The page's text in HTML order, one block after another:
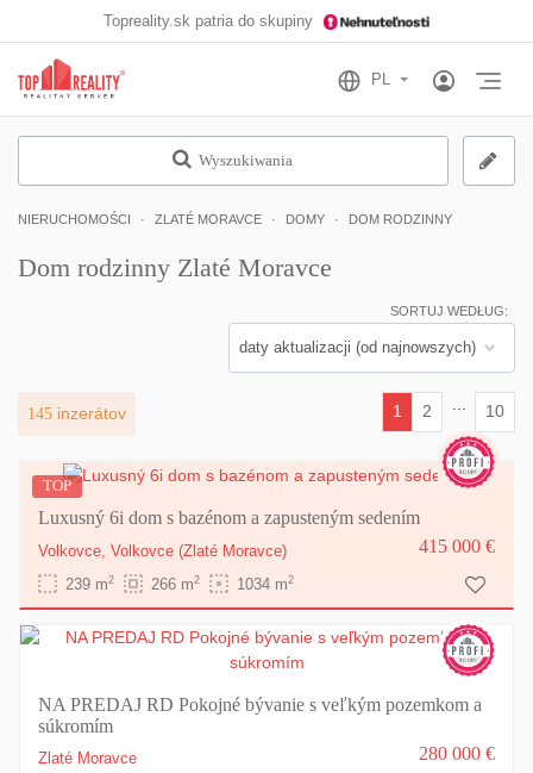
Topreality.sk patria do skupiny
Wyszukiwania
NIERUCHOMOŚCI ZLATÉ MORAVCE DOMY DOM RODZINNY
Dom rodzinny Zlaté Moravce
SORTUJ WEDŁUG:
145 inzerátov
1
(current)
2 10
TOP
Luxusný 6i dom s bazénom a zapusteným sedením
Volkovce, Volkovce (Zlaté Moravce)
239 m2 266 m2 1034 m2
415 000 €
NA PREDAJ RD Pokojné bývanie s veľkým pozemkom a
súkromím
Zlaté Moravce
280 000 €